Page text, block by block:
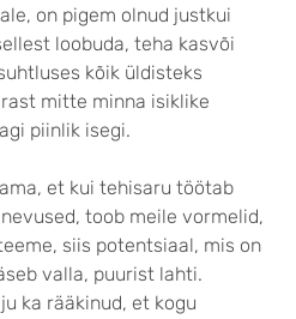
on pigem olnud justkui
loobuda, teha kasvõi
kõik üldisteks
mitte minna isiklike
piinlik isegi.
et kui tehisaru töötab
toob meile vormelid,
siis potentsiaal, mis on
valla, puurist lahti.
ka rääkinud, et kogu